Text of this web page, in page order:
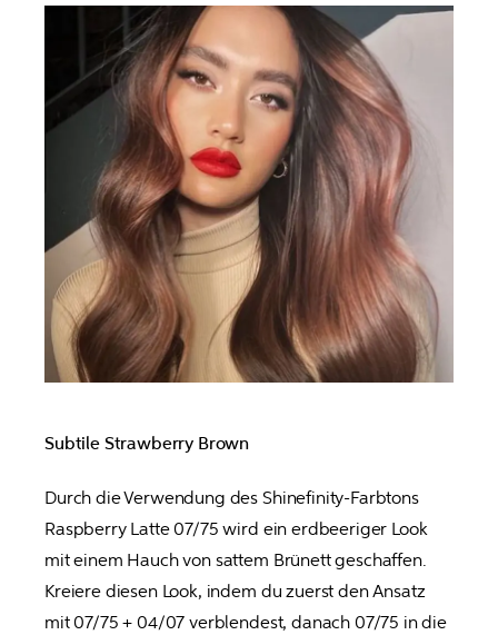
Subtile Strawberry Brown
Durch die Verwendung des Shinefinity-Farbtons
Raspberry Latte 07/75 wird ein erdbeeriger Look
mit einem Hauch von sattem Brünett geschaffen.
Kreiere diesen Look, indem du zuerst den Ansatz
mit 07/75 + 04/07 verblendest, danach 07/75 in die